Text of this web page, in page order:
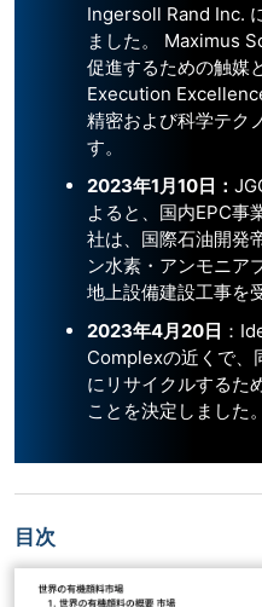
Ingersoll Rand Inc.
ました。 Maximus
促進するための触媒
Execution
精密および科学テク
す。
2023年1 月10日：
よると、国内EPC事
社は、国際石油開発
ン水素・アンモニア
地上設備建設工事を
2023年4月20日 ：
Complexの近くで、
にリサイクルするた
ことを決定しました。
目次